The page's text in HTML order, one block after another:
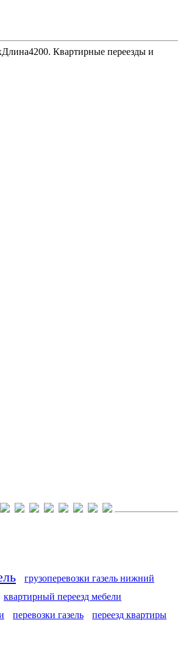
Квартирные переезды и
грузоперевозки газель нижний
квартирный переезд мебели
перевозки газель переезд квартиры